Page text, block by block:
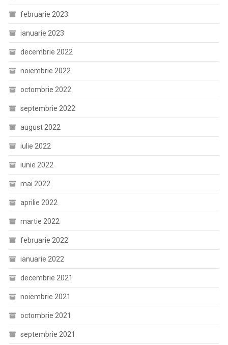
februarie 2023
ianuarie 2023
decembrie 2022
noiembrie 2022
octombrie 2022
septembrie 2022
august 2022
iulie 2022
iunie 2022
mai 2022
aprilie 2022
martie 2022
februarie 2022
ianuarie 2022
decembrie 2021
noiembrie 2021
octombrie 2021
septembrie 2021